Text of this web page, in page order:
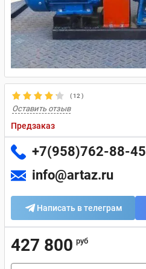
(12 )
Оставить отзыв
Предзаказ
+7(958)762-88-45
info@artaz.ru
Написать в телеграм
427 800 руб